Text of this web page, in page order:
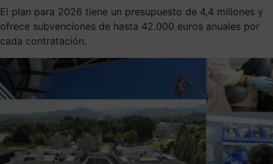
El plan para 2026 tiene un presupuesto de 4,4 millones y
ofrece subvenciones de hasta 42.000 euros anuales por
cada contratación.